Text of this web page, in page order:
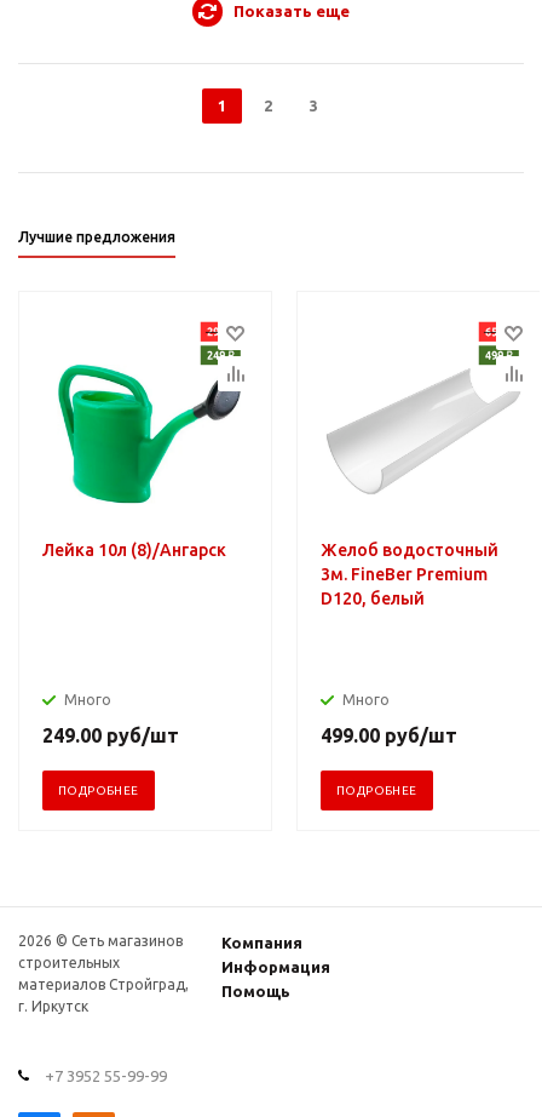
Показать еще
1 2 3
Лучшие предложения
Лейка 10л (8)/Ангарск
Много
249.00 руб/шт
ПОДРОБНЕЕ
Желоб водосточный
3м. FineBer Premium
D120, белый
Много
499.00 руб/шт
ПОДРОБНЕЕ
2026 © Сеть магазинов
строительных
материалов Стройград,
г. Иркутск
Компания
Информация
Помощь
+7 3952 55-99-99